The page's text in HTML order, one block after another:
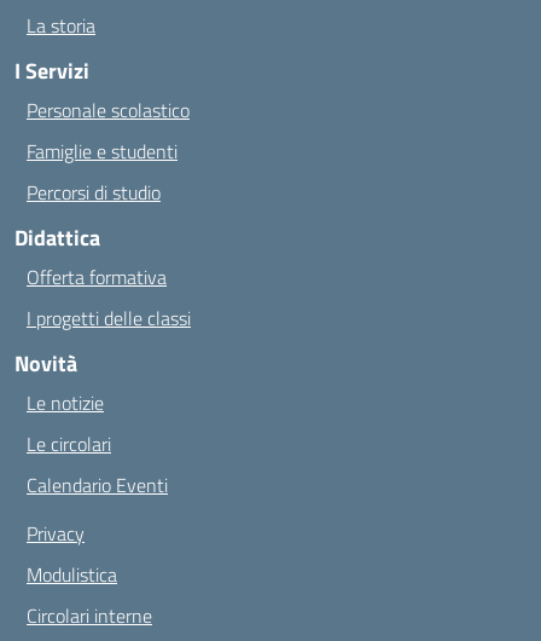
La storia
I Servizi
Personale scolastico
Famiglie e studenti
Percorsi di studio
Didattica
Offerta formativa
I progetti delle classi
Novità
Le notizie
Le circolari
Calendario Eventi
Privacy
Modulistica
Circolari interne